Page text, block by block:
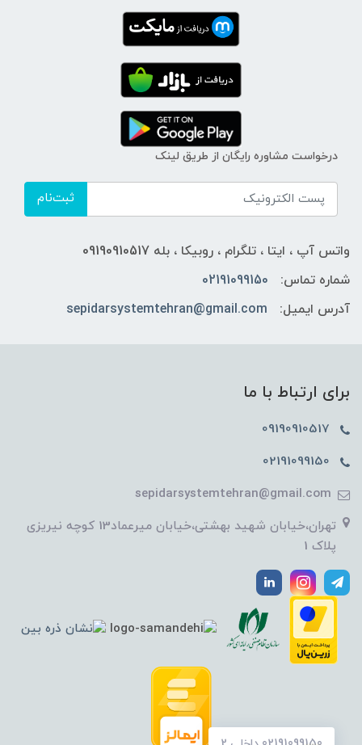
درخواست مشاوره رایگان از طریق لینک
ثبت‌نام
واتس آپ ، ایتا ، تلگرام ، روبیکا ، بله 09190910517
شماره تماس:
02191099150
آدرس ایمیل:
sepidarsystemtehran@gmail.com
برای ارتباط با ما
sepidarsystemtehran@gmail.com
تهران،خیابان شهید بهشتی،خیابان میرعماد13 کوچه نیریزی
پلاک 1